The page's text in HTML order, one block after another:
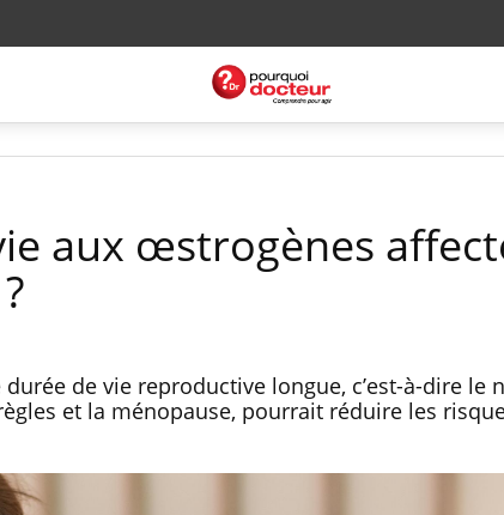
aux œstrogènes
de vie reproductive longue, c’est-à-dire le
et la ménopause, pourrait réduire les